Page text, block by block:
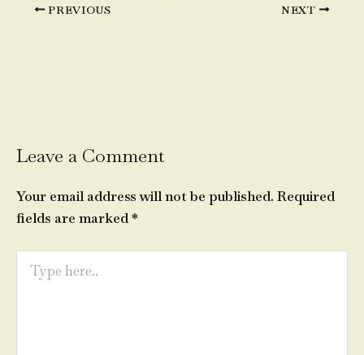
PREVIOUS NEXT
Leave a Comment
Your email address will not be published. Required
fields are marked*
here..